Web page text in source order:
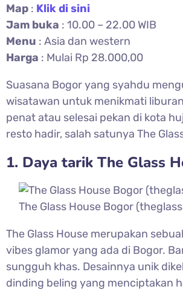
Map : Klik di sini
Jam buka : 10.00 – 22.00 WIB
Menu : Asia dan western
Harga : Mulai Rp 28.000,00
Suasana Bogor yang syahdu
wisatawan untuk menikmati
penat atau selesai pekan di kota
resto hadir, salah satunya The
1. Daya tarik The Glass
The Glass House Bogor
The Glass House merupakan
vibes glamor yang ada di Bogor.
sungguh khas. Desainnya unik
dinding beling yang menciptakan